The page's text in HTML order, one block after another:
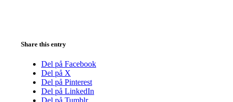
Share this entry
Del på Facebook
Del på X
Del på Pinterest
Del på LinkedIn